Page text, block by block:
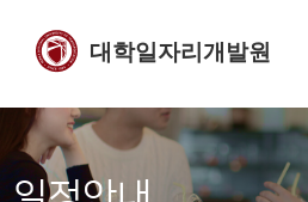
대학일자리개발원